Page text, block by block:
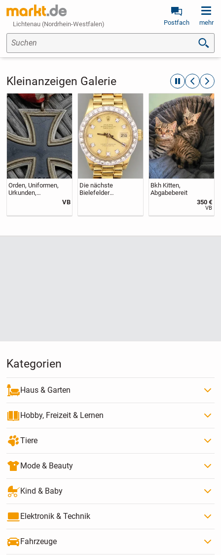
Lichtenau (Nordrhein-Westfalen) Postfach mehr
Suchen
Kleinanzeigen Galerie automatische
Orden, Uniformen,
Urkunden,
gesucht für meine
VB
Die nächste
Bielefelder
Bkh Kitten,
Abgabebereit
350 €
VB
Kategorien
Haus & Garten
Hobby, Freizeit & Lernen
Tiere
Mode & Beauty
Kind & Baby
Elektronik & Technik
Fahrzeuge